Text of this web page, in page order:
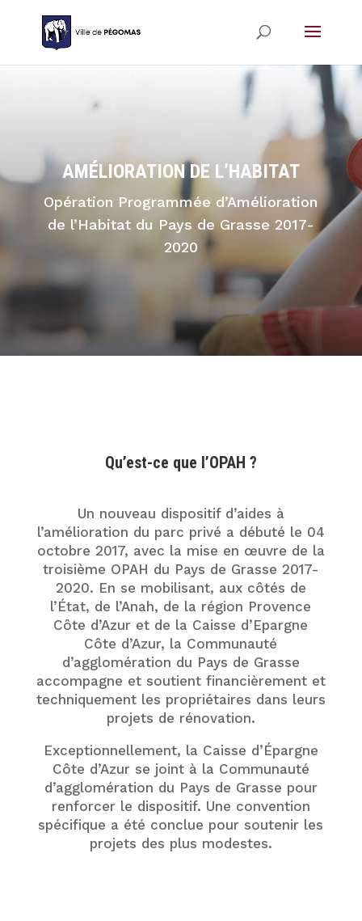
AMÉLIORATION DE L’HABITAT
Opération Programmée d’Amélioration
de l’Habitat du Pays de Grasse 2017-
2020
Qu’est-ce que l’OPAH ?
Un nouveau dispositif d’aides à
l’amélioration du parc privé a débuté le 04
octobre 2017, avec la mise en œuvre de la
troisième OPAH du Pays de Grasse 2017-
2020. En se mobilisant, aux côtés de
l’État, de l’Anah, de la région Provence
Côte d’Azur et de la Caisse d’Epargne
Côte d’Azur, la Communauté
d’agglomération du Pays de Grasse
accompagne et soutient financièrement et
techniquement les propriétaires dans leurs
projets de rénovation.
Exceptionnellement, la Caisse d’Épargne
Côte d’Azur se joint à la Communauté
d’agglomération du Pays de Grasse pour
renforcer le dispositif. Une convention
spécifique a été conclue pour soutenir les
projets des plus modestes.